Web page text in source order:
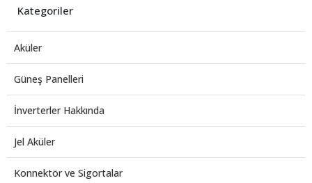
Kategoriler
Aküler
Güneş Panelleri
İnverterler Hakkında
Jel Aküler
Konnektör ve Sigortalar